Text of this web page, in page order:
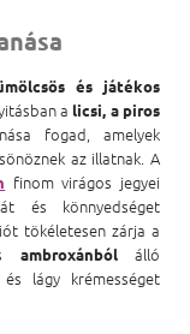
és játékos
a licsi, a piros
fogad, amelyek
az illatnak. A
finom virágos jegyei
és könnyedséget
tökéletesen zárja a
ambroxánbólálló
lágy krémességet